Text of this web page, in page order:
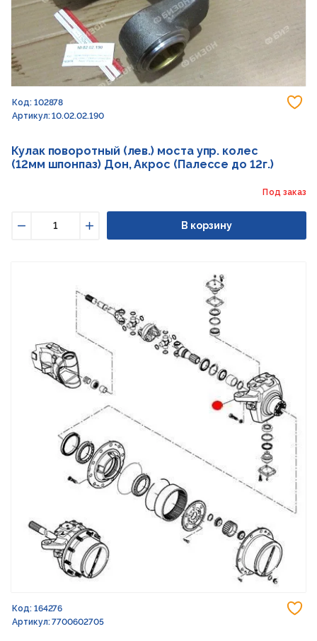
Код: 102878
Артикул: 10.02.02.190
Кулак поворотный (лев.) моста упр. колес
(12мм шпонпаз) Дон, Акрос (Палессе до 12г.)
Под заказ
Увеличить
В корзину
Код: 164276
Артикул: 7700602705